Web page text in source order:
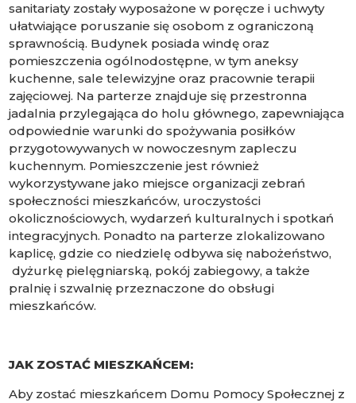
sanitariaty zostały wyposażone w poręcze i uchwyty
ułatwiające poruszanie się osobom z ograniczoną
sprawnością. Budynek posiada windę oraz
pomieszczenia ogólnodostępne, w tym aneksy
kuchenne, sale telewizyjne oraz pracownie terapii
zajęciowej. Na parterze znajduje się przestronna
jadalnia przylegająca do holu głównego, zapewniająca
odpowiednie warunki do spożywania posiłków
przygotowywanych w nowoczesnym zapleczu
kuchennym. Pomieszczenie jest również
wykorzystywane jako miejsce organizacji zebrań
społeczności mieszkańców, uroczystości
okolicznościowych, wydarzeń kulturalnych i spotkań
integracyjnych. Ponadto na parterze zlokalizowano
kaplicę, gdzie co niedzielę odbywa się nabożeństwo,
dyżurkę pielęgniarską, pokój zabiegowy, a także
pralnię i szwalnię przeznaczone do obsługi
mieszkańców.
JAK ZOSTAĆ MIESZKAŃCEM:
Aby zostać mieszkańcem Domu Pomocy Społecznej z